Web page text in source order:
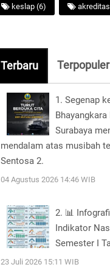
keslap (6)
Terbaru Terpopuler
1. Segenap
Surabaya
mendalam atas musibah
Sentosa 2.
04 Agustus 2026 14:46 WIB
2. 📊
Indikator
Semester I
23 Juli 2026 15:11 WIB